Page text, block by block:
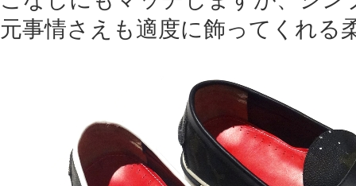
元事情さえも適度に飾ってくれる